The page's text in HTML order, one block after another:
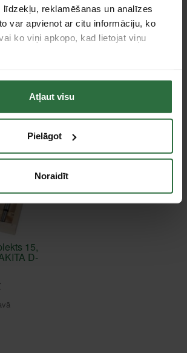
reklamēšanas un analīzes
var apvienot ar citu informāciju, ko
ko viņi apkopo, kad lietojat viņu
Atļaut visu
Pielāgot
Noraidīt
preci, tāpat interesējās par...
list.
15,
D-